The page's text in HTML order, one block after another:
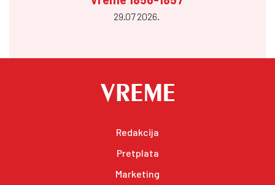
29.07 2026.
Redakcija
Pretplata
Marketing